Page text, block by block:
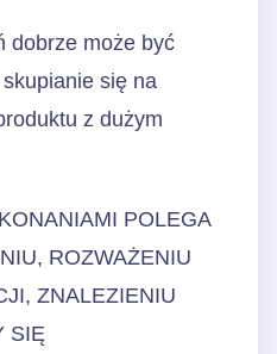
dobrze może być
się na
z dużym
POLEGA
ROZWAŻENIU
ZNALEZIENIU
SIĘ